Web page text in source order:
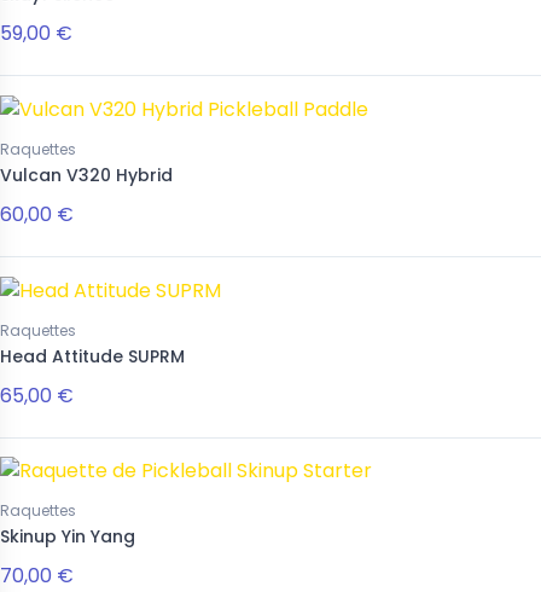
59,00 €
Raquettes
Vulcan V320 Hybrid
60,00 €
Raquettes
Head Attitude SUPRM
65,00 €
Raquettes
Skinup Yin Yang
70,00 €